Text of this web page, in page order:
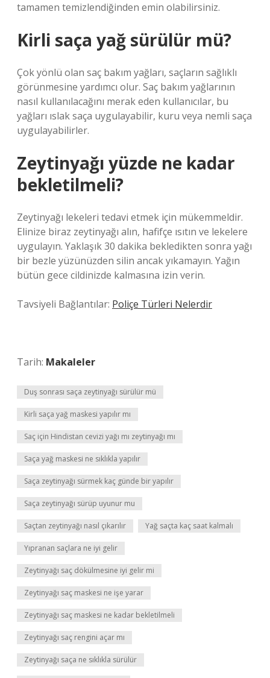
tamamen temizlendiğinden emin olabilirsiniz.
Kirli saça yağ sürülür mü?
Çok yönlü olan saç bakım yağları, saçların sağlıklı
görünmesine yardımcı olur. Saç bakım yağlarının
nasıl kullanılacağını merak eden kullanıcılar, bu
yağları ıslak saça uygulayabilir, kuru veya nemli saça
uygulayabilirler.
Zeytinyağı yüzde ne kadar
bekletilmeli?
Zeytinyağı lekeleri tedavi etmek için mükemmeldir.
Elinize biraz zeytinyağı alın, hafifçe ısıtın ve lekelere
uygulayın. Yaklaşık 30 dakika bekledikten sonra yağı
bir bezle yüzünüzden silin ancak yıkamayın. Yağın
bütün gece cildinizde kalmasına izin verin.
Tavsiyeli Bağlantılar: Poliçe Türleri Nelerdir
Tarih: Makaleler
Duş sonrası saça zeytinyağı sürülür mü
Kirli saça yağ maskesi yapılır mı
Saç için Hindistan cevizi yağı mı zeytinyağı mı
Saça yağ maskesi ne sıklıkla yapılır
Saça zeytinyağı sürmek kaç günde bir yapılır
Saça zeytinyağı sürüp uyunur mu
Saçtan zeytinyağı nasıl çıkarılır Yağ saçta kaç saat kalmalı
Yıpranan saçlara ne iyi gelir
Zeytinyağı saç dökülmesine iyi gelir mi
Zeytinyağı saç maskesi ne işe yarar
Zeytinyağı saç maskesi ne kadar bekletilmeli
Zeytinyağı saç rengini açar mı
Zeytinyağı saça ne sıklıkla sürülür